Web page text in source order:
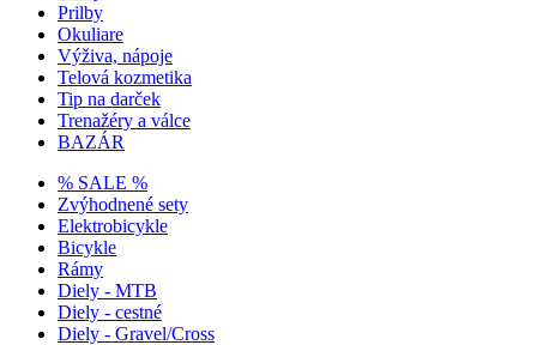
Prilby
Okuliare
Výživa, nápoje
Telová kozmetika
Tip na darček
Trenažéry a válce
BAZÁR
% SALE %
Zvýhodnené sety
Elektrobicykle
Bicykle
Rámy
Diely - MTB
Diely - cestné
Diely - Gravel/Cross